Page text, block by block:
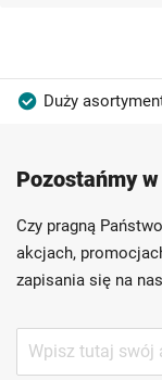
Duży
Szybka dostawa
Ponad 40 lat
Możliwość
Pozostańmy
Czy pragną
akcjach,
zapisania się na
Subskrybuj
nasz